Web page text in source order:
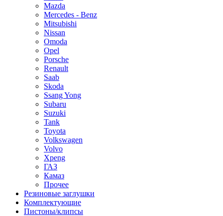
Mazda
Mercedes - Benz
Mitsubishi
Nissan
Omoda
Opel
Porsche
Renault
Saab
Skoda
Ssang Yong
Subaru
Suzuki
Tank
Toyota
Volkswagen
Volvo
Xpeng
ГАЗ
Камаз
Прочее
Резиновые заглушки
Комплектующие
Пистоны/клипсы